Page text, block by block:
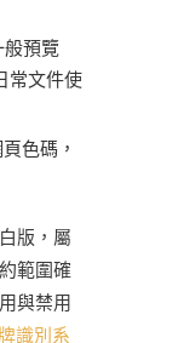
般預覽
常文件使
色碼，
版，屬
範圍確
與禁用
識別系